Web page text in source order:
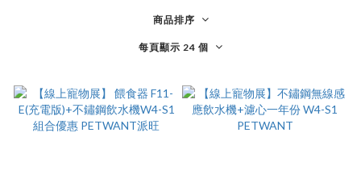
商品排序
每頁顯示 24 個